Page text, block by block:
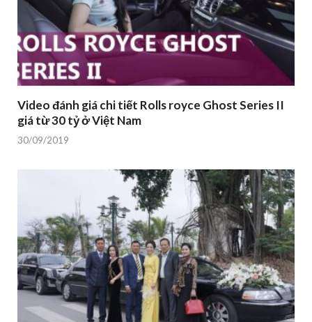
Video đánh giá chi tiết Rolls royce Ghost Series II
giá từ 30 tỷ ở Việt Nam
30/09/2019